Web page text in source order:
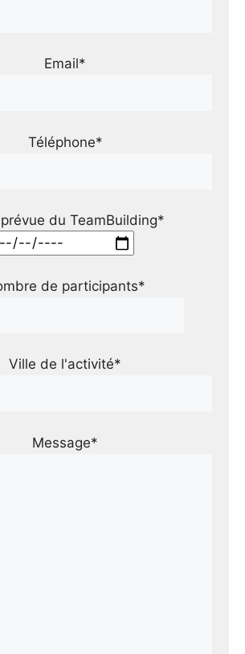
Email*
Téléphone*
du TeamBuilding*
de participants*
Ville de l'activité*
Message*